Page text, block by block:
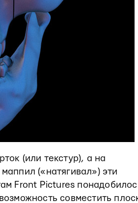
(или текстур), а на
(«натягивал») эти
Front Pictures
совместить